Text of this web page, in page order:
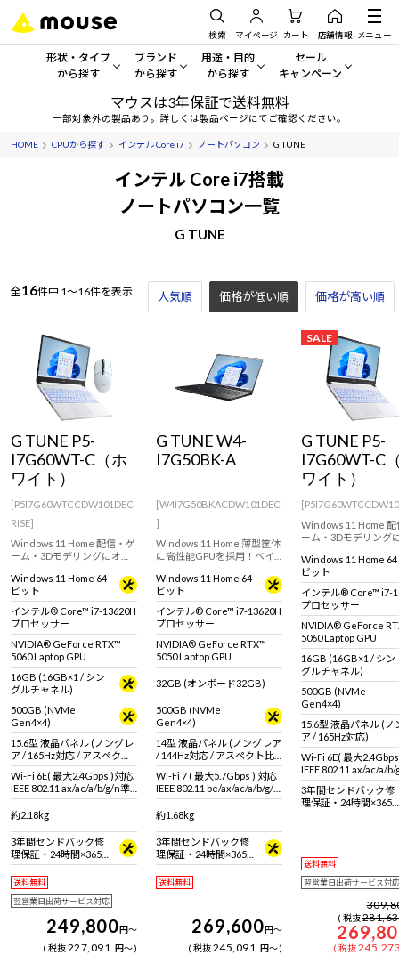
検索 マイページ カート 店舗情報 メニュー
形状・タイプ
から探す
形状・タイプから探す をすべてみる
デスクトップPC
ディスプレイ
Windows 11
ブランド
から探す
mouse
G TUNE
MousePro
Copilot+ PC
用途・目的
から探す
一般向けパソコン
ゲーミングPC・ゲーム向けパソコン
クリエイティブ向け
ビジネス向けパソコン
学習向けパソコン
AIおすすめパソコン
セール
キャンペーン
セール・キャンペー
期間限定セール
Windows 11|
マウスは3年保証で送料無料
一部対象外の製品あり。詳しくは製品ページにてご確認ください。
HOME CPUから探す インテル Core i7 ノートパソコン G TUNE
インテル Core i7搭載
ノートパソコン一覧
G TUNE
全16件中 1～16件を表示 人気順 価格が低い順 価格が高い順
G TUNE P5-
I7G60WT-C（ホ
ワイト）
[P5I7G60WTCCDW101DEC
RISE]
Windows 11 Home 配信・ゲ
ーム・3Dモデリングにオス
WQHD液晶ゲーミングノー
トPC！RTX 5060 Laptop
GPU 搭載。Logicool
G304rWH 付属！
Windows 11 Home 64
ビット
インテル® Core™ i7-13620H
プロセッサー
NVIDIA® GeForce RTX™
5060 Laptop GPU
16GB (16GB×1 / シン
グルチャネル)
500GB (NVMe
Gen4×4)
15.6型 液晶パネル (ノングレ
ア / 165Hz対応 / アスペクト
比16:9)
Wi-Fi 6E( 最大2.4Gbps )対応
IEEE 802.11 ax/ac/a/b/g/n準
拠 ＋ Bluetooth 5内蔵
約2.18kg
3年間センドバック修
理保証・24時間×365
日電話サポート
送料無料
翌営業日出荷サービス対応
249,800円～
税抜227,091 円～
G TUNE W4-
I7G50BK-A
[W4I7G50BKACDW101DEC
]
Windows 11 Home 薄型筐体
に高性能GPUを採用！ベイ
却を実現！14型 WUXGA
144Hz液晶ゲーミングノート
PC！RTX 5050 Laptop GPU
搭載。
Windows 11 Home 64
ビット
インテル® Core™ i7-13620H
プロセッサー
NVIDIA® GeForce RTX™
5050 Laptop GPU
32GB (オンボード32GB)
500GB (NVMe
Gen4×4)
14型 液晶パネル (ノングレア
/ 144Hz対応 / アスペクト比
16:10)
Wi-Fi 7 ( 最大5.7Gbps ) 対応
IEEE 802.11 be/ax/ac/a/b/g/n
準拠 ＋ Bluetooth 5内蔵
約1.68kg
3年間センドバック修
理保証・24時間×365
日電話サポート
送料無料
269,600円～
税抜245,091 円～
SALE
G TUNE P5-
I7G60WT-C
ワイト）
Windows 11 Home 配
ーム・3Dモデリング
WQHD液晶ゲーミン
トPC！RTX 5060
GPU 搭載。
Windows 11 Home 64
ビット
インテル® Core™ i7-
プロセッサー
NVIDIA® GeForce
5060 Laptop GPU
16GB (16GB×1 / シン
グルチャネル)
500GB (NVMe
Gen4×4)
15.6型 液晶パネル (ノ
ア / 165Hz対応)
Wi-Fi 6E( 最大
IEEE 802.11 ax/ac/a/
拠 ＋ Bluetooth 5内蔵
3年間センドバック修
理保証・24時間×365
日電話サポート
送料無料
翌営業日出荷サービス対応
税抜
税抜